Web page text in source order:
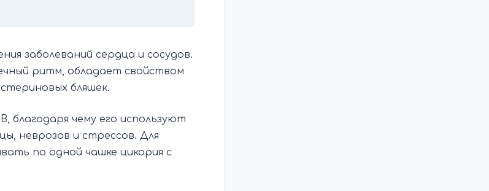
заболеваний сердца и сосудов.
ритм, обладает свойством
бляшек.
благодаря чему его используют
неврозов и стрессов. Для
по одной чашке цикория с